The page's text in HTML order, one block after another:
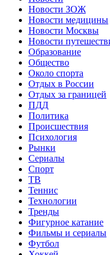
Новости ЗОЖ
Новости медицины
Новости Москвы
Новости
Образование
Общество
Около спорта
Отдых в России
Отдых за границей
ПДД
Политика
Происшествия
Психология
Рынки
Сериалы
Спорт
ТВ
Теннис
Технологии
Тренды
Фигурное катание
Фильмы и сериалы
Футбол